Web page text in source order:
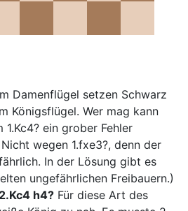
Damenflügel setzen Schwarz
Königsflügel. Wer mag kann
ein grober Fehler
wegen 1.fxe3?, denn der
In der Lösung gibt es
ungefährlichen Freibauern.)
h4? Für diese Art des